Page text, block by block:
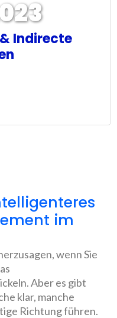
Indirecte
im
wenn Sie
Aber es gibt
klar, manche
Richtung führen.